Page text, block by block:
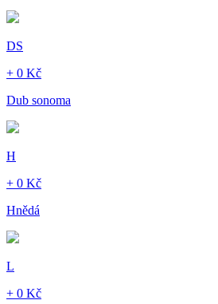
DS
+ 0 Kč
Dub sonoma
H
+ 0 Kč
Hnědá
L
+ 0 Kč